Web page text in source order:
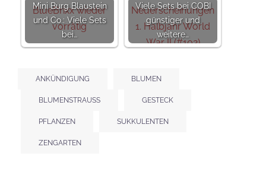
Mini Burg Blaustein
und Co.: Viele Sets
bei…
Viele Sets bei COBI
günstiger und
weitere…
ANKÜNDIGUNG BLUMEN
BLUMENSTRAUSS GESTECK
PFLANZEN SUKKULENTEN
ZENGARTEN